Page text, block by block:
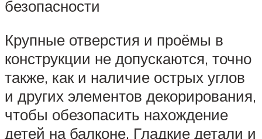
безопасности
Крупные отверстия и проёмы в
конструкции не допускаются, точно
также, как и наличие острых углов
и других элементов декорирования,
чтобы обезопасить нахождение
детей на балконе. Гладкие детали и